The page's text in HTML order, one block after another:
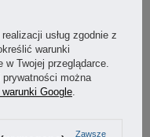
usług zgodnie z
warunki
Twojej przeglądarce.
można
Google
Zawsze